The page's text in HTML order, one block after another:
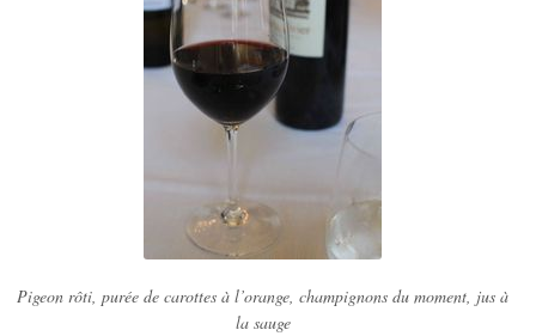
Pigeon rôti, purée de carottes à l’orange, champignons du moment, jus à
la sauge